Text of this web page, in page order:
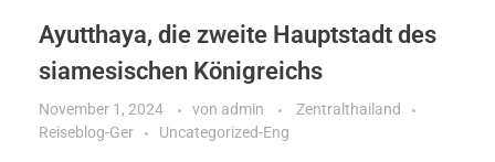
Ayutthaya, die zweite Hauptstadt des
siamesischen Königreichs
November 1, 2024 von admin
Zentralthailand
Reiseblog-Ger
Uncategorized-Eng